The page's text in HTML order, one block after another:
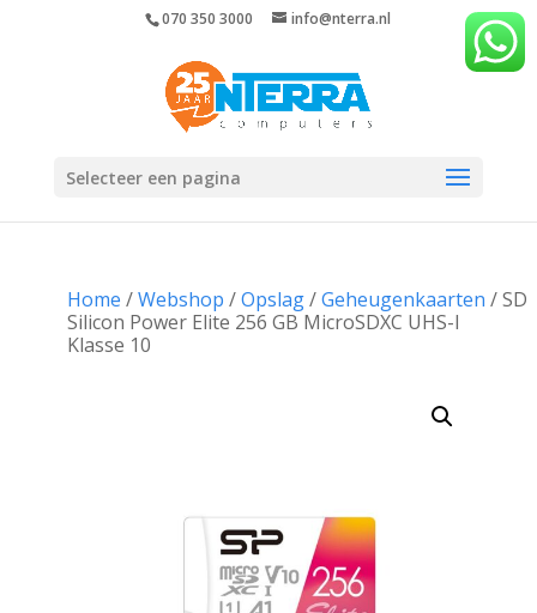
070 350 3000 info@nterra.nl
Selecteer een pagina
Home /Webshop /Opslag/Geheugenkaarten / SD
Silicon Power Elite 256 GB MicroSDXC UHS-I
Klasse 10